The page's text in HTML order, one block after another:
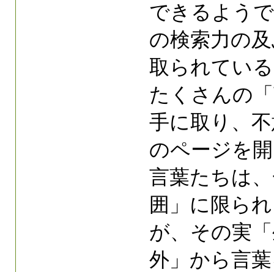
できるよう
の検索力の
取られてい
たくさんの
手に取り、
のページを
言葉たちは
囲」に限ら
が、その実
外」から言